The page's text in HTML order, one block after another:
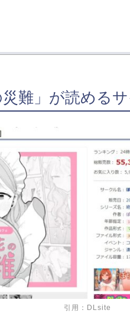
難」が読める
引用：DLsite